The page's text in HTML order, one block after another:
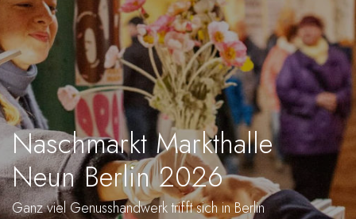
Naschmarkt Markthalle
Neun Berlin 2026
Ganz viel Genusshandwerk trifft sich in Berlin